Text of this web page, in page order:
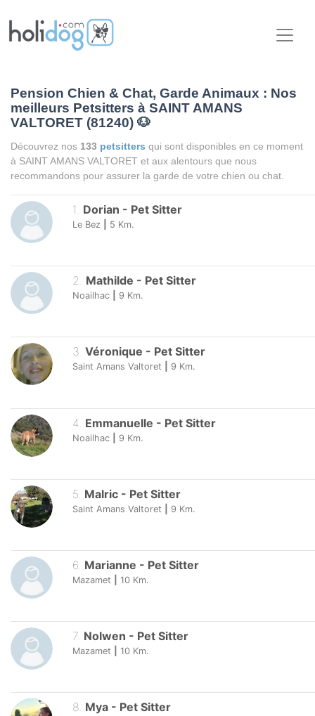
Pension Chien & Chat, Garde Animaux : Nos
meilleurs Petsitters à SAINT AMANS
VALTORET (81240) 🐶
Découvrez nos 133 petsitters qui sont disponibles en ce moment
à SAINT AMANS VALTORET et aux alentours que nous
recommandons pour assurer la garde de votre chien ou chat.
1. Dorian - Pet Sitter
Le Bez 5 Km.
2. Mathilde - Pet Sitter
Noailhac 9 Km.
3. Véronique - Pet Sitter
Saint Amans Valtoret 9 Km.
4 Emmanuelle - Pet Sitter
Noailhac 9 Km.
5 Malric - Pet Sitter
Saint Amans Valtoret 9 Km.
6. Marianne - Pet Sitter
Mazamet 10 Km.
7. Nolwen - Pet Sitter
Mazamet 10 Km.
8. Mya - Pet Sitter